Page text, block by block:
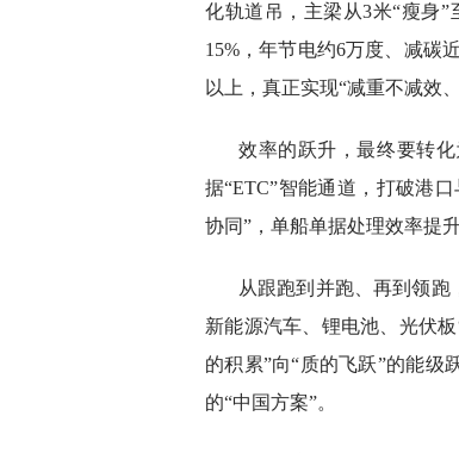
化轨道吊，主梁从3米“瘦身
15%，年节电约6万度、减碳
以上，真正实现“减重不减效
效率的跃升，最终要转
据“ETC”智能通道，打破港
协同”，单船单据处理效率提
从跟跑到并跑、再到领跑
新能源汽车、锂电池、光伏
的积累”向“质的飞跃”的能级
的“中国方案”。